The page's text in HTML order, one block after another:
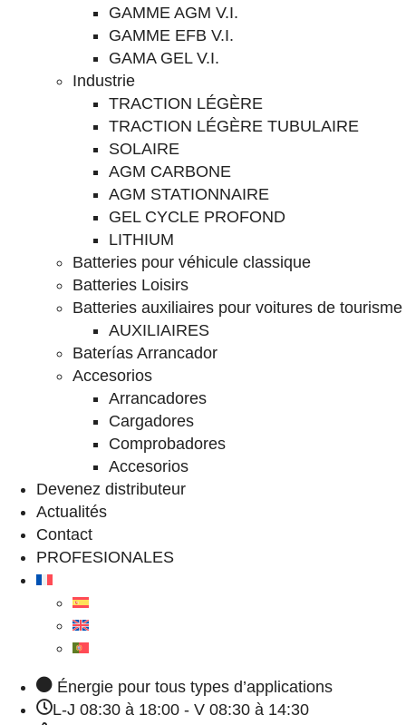
GAMME AGM V.I.
GAMME EFB V.I.
GAMA GEL V.I.
Industrie
TRACTION LÉGÈRE
TRACTION LÉGÈRE TUBULAIRE
SOLAIRE
AGM CARBONE
AGM STATIONNAIRE
GEL CYCLE PROFOND
LITHIUM
Batteries pour véhicule classique
Batteries Loisirs
Batteries auxiliaires pour voitures de tourisme
AUXILIAIRES
Baterías Arrancador
Accesorios
Arrancadores
Cargadores
Comprobadores
Accesorios
Devenez distributeur
Actualités
Contact
PROFESIONALES
Énergie pour tous types d’applications
L-J 08:30 à 18:00 - V 08:30 à 14:30